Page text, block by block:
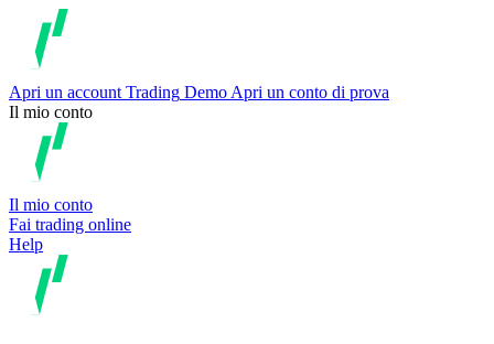
Apri un account Trading Demo Apri un conto di prova
Il mio conto
Il mio conto
Fai trading online
Help